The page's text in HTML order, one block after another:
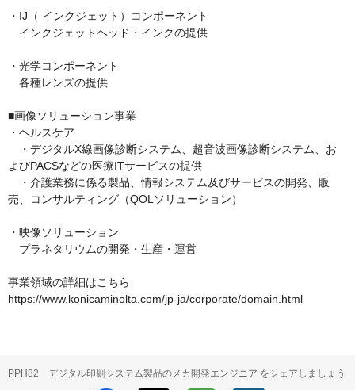
・IJ（ インクジェット）コンポーネント
インクジェットヘッド・インクの提供
・光学コンポーネント
各種レンズの提供
■画像ソリューション事業
・ヘルスケア
・デジタルX線画像診断システム、超音波画像診断システム、お
よびPACSなどの医療ITサービスの提供
・介護業務に係る製品、情報システム及びサービスの開発、販
売、コンサルティング（QOLソリューション）
・映像ソリューション
プラネタリウムの開発・生産・運営
事業領域の詳細はこちら
https://www.konicaminolta.com/jp-ja/corporate/domain.html
PPH82 デジタル印刷システム製品のメカ開発エンジニア をシェアしましょう